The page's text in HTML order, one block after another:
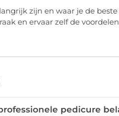
zijn en waar je de
en ervaar zelf de
pedicure